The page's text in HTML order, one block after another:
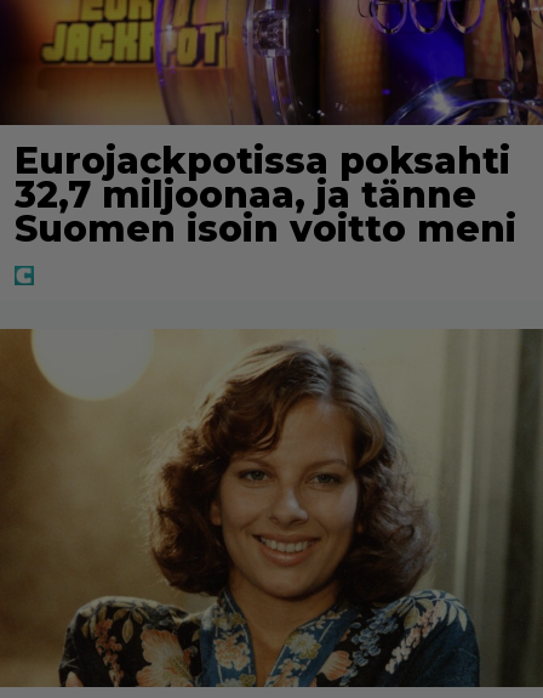
Eurojackpotissa poksahti
32,7 miljoonaa, ja tänne
Suomen isoin voitto meni